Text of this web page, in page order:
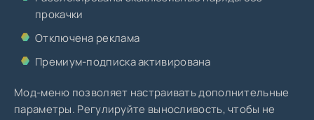
прокачки
Отключена реклама
Премиум-подписка активирована
Мод-меню позволяет настраивать дополнительные
параметры. Регулируйте выносливость, чтобы не